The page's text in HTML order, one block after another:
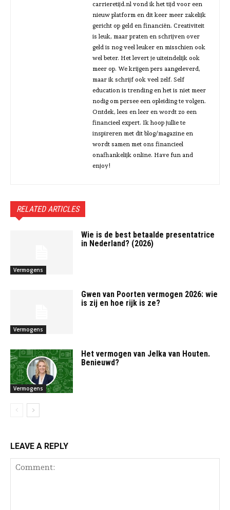
carrieretijd.nl vond ik het tijd voor een
nieuw platform en dit keer meer zakelijk
gericht op geld en financiën. Creativiteit
is leuk, maar praten en schrijven over
geld is nog veel leuker en misschien ook
wel beter. Het levert je uiteindelijk ook
meer op. We krijgen pers aangeleverd,
maar ik schrijf ook veel zelf. Self
education is trending en het is niet meer
nodig om persee een opleiding te volgen.
Ontdek, lees en leer en wordt zo een
financieel expert. Ik hoop jullie te
inspireren met dit blog/magazine en
wordt samen met ons financieel
onafhankelijk online. Have fun and
enjoy!
RELATED ARTICLES
Vermogens
Wie is de best betaalde presentatrice
in Nederland? (2026)
Vermogens
Gwen van Poorten vermogen 2026: wie
is zij en hoe rijk is ze?
Vermogens
Het vermogen van Jelka van Houten.
Benieuwd?
LEAVE A REPLY